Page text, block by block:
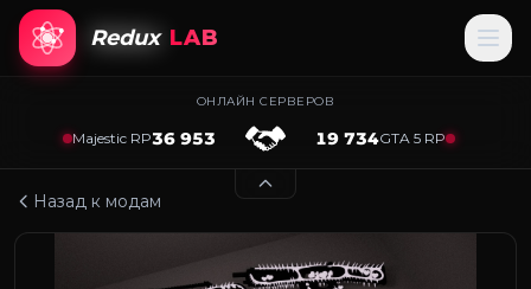
Redux LAB
ОНЛАЙН СЕРВЕРОВ
Majestic RP36 953 19 734GTA 5 RP
Назад к модам